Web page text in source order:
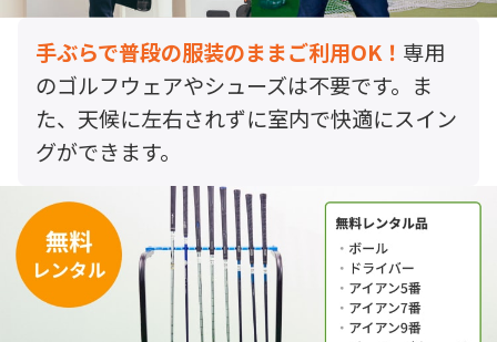
手ぶらで普段の服装のままご利用OK！ 専用
のゴルフウェアやシューズは不要です。ま
た、天候に左右されずに室内で快適にスイン
グができます。